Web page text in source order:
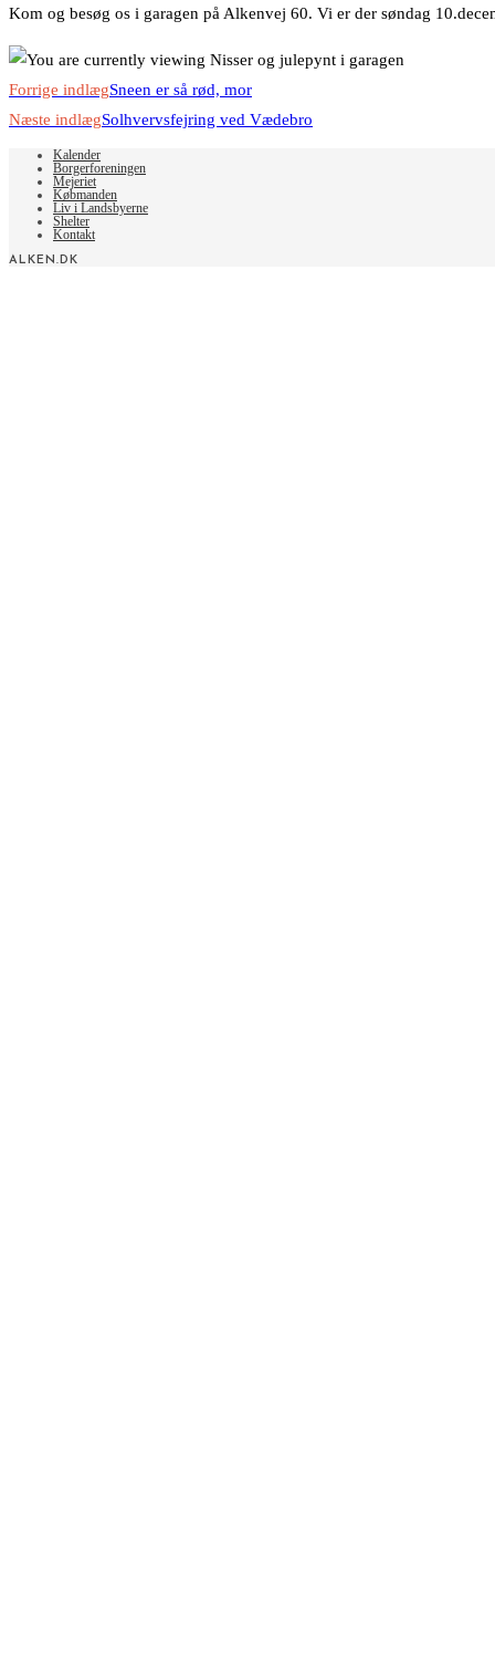
Kom og besøg os i garagen på Alkenvej 60. Vi er der søndag
Read
more
articles
Forrige indlægSneen er så rød, mor
Næste indlægSolhvervsfejring ved Vædebro
Kalender
Borgerforeningen
Mejeriet
Købmanden
Liv i Landsbyerne
Shelter
Kontakt
ALKEN.DK